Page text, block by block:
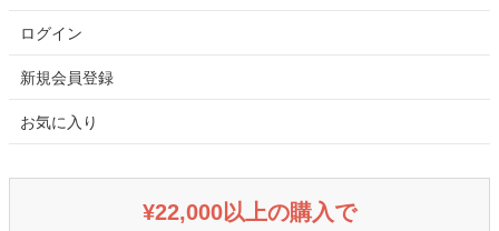
ログイン
新規会員登録
お気に入り
¥22,000以上の購入で